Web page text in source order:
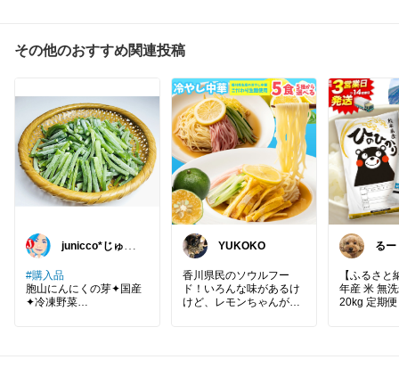
その他のおすすめ関連投稿
junicco*じゅに
#購入品
胞山にんにくの芽✦国産
✦冷凍野菜
YUKOKO
香川県民のソウルフー
ド！いろんな味があるけ
けど、レモンちゃんが元
る
【ふるさと
年産 米 無
20kg 定期